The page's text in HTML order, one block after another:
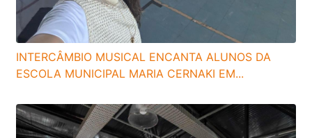
INTERCÂMBIO MUSICAL ENCANTA ALUNOS DA
ESCOLA MUNICIPAL MARIA CERNAKI EM...